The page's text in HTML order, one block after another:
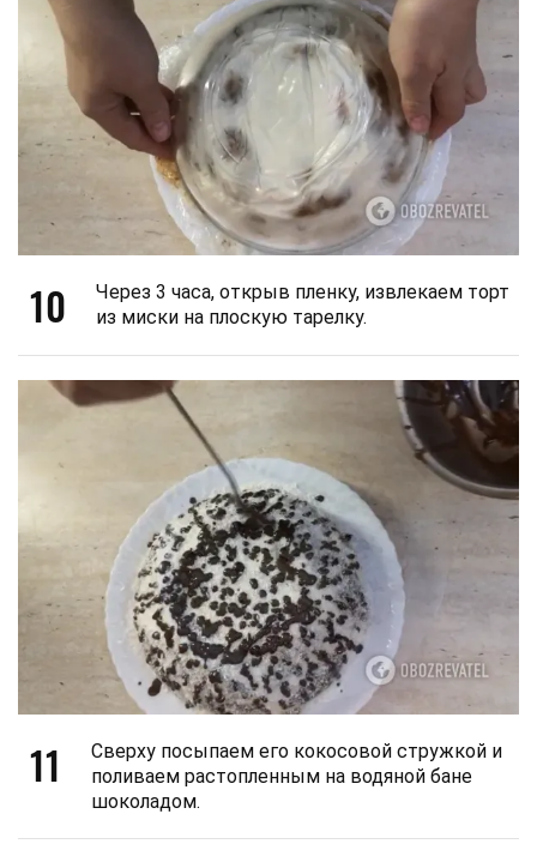
10
Через 3 часа, открыв пленку, извлекаем торт
из миски на плоскую тарелку.
11
Сверху посыпаем его кокосовой стружкой и
поливаем растопленным на водяной бане
шоколадом.